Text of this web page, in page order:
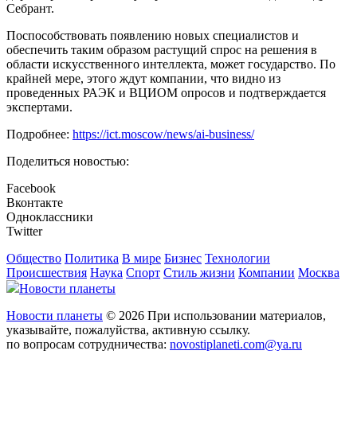
Себрант.
Поспособствовать появлению новых специалистов и
обеспечить таким образом растущий спрос на решения в
области искусственного интеллекта, может государство. По
крайней мере, этого ждут компании, что видно из
проведенных РАЭК и ВЦИОМ опросов и подтверждается
экспертами.
Подробнее: https://ict.moscow/news/ai-business/
Поделиться новостью:
Facebook
Вконтакте
Одноклассники
Twitter
Общество Политика В мире Бизнес Технологии
Происшествия Наука Спорт Стиль жизни Компании Москва
Новости планеты
Новости планеты © 2026 При использовании материалов,
указывайте, пожалуйства, активную ссылку.
по вопросам сотрудничества: novostiplaneti.com@ya.ru